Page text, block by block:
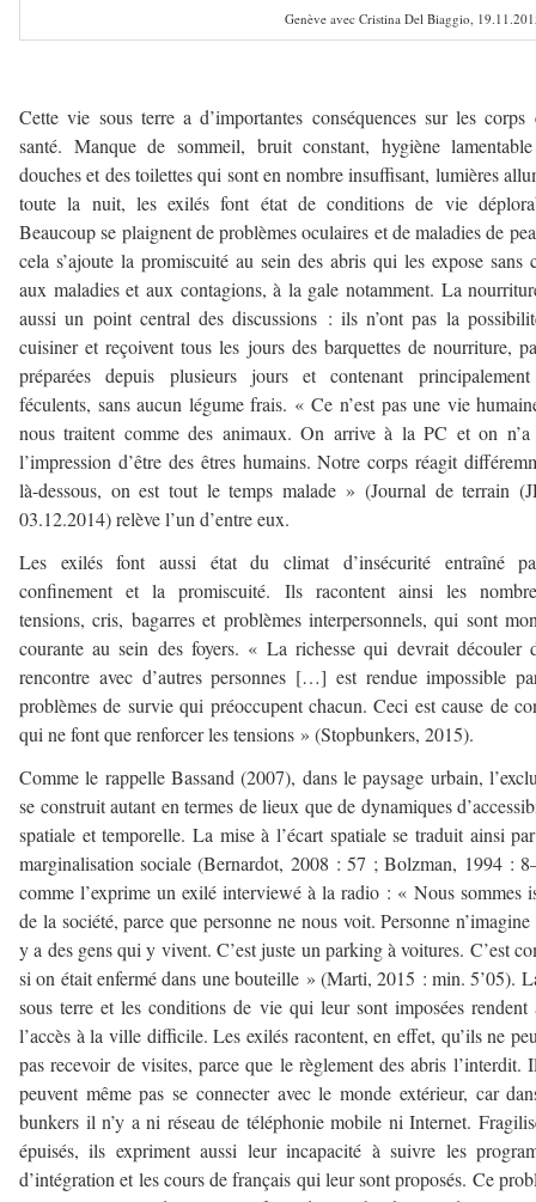
Genève avec Cristina Del Biaggio,
Cette vie sous terre a d’importantes conséquences sur les corps
santé. Manque de sommeil, bruit constant, hygiène
douches et des toilettes qui sont en nombre insuffisant, lumières
toute la nuit, les exilés font état de conditions de vie
Beaucoup se plaignent de problèmes oculaires et de maladies de
cela s’ajoute la promiscuité au sein des abris qui les expose sans
aux maladies et aux contagions, à la gale notamment. La
aussi un point central des discussions : ils n’ont pas la
cuisiner et reçoivent tous les jours des barquettes de nourriture,
préparées depuis plusieurs jours et contenant
féculents, sans aucun légume frais. « Ce n’est pas une vie
nous traitent comme des animaux. On arrive à la PC et on n’a
l’impression d’être des êtres humains. Notre corps réagit
là-dessous, on est tout le temps malade » (Journal de terrain
03.12.2014) relève l’un d’entre eux.
Les exilés font aussi état du climat d’insécurité entraîné
confinement et la promiscuité. Ils racontent ainsi les
tensions, cris, bagarres et problèmes interpersonnels, qui sont
courante au sein des foyers. « La richesse qui devrait découler
rencontre avec d’autres personnes […] est rendue impossible
problèmes de survie qui préoccupent chacun. Ceci est cause de
qui ne font que renforcer les tensions » (Stopbunkers, 2015).
Comme le rappelle Bassand (2007), dans le paysage urbain,
se construit autant en termes de lieux que de dynamiques
spatiale et temporelle. La mise à l’écart spatiale se traduit ainsi
marginalisation sociale (Bernardot, 2008 : 57 ; Bolzman, 1994 :
comme l’exprime un exilé interviewé à la radio : « Nous sommes
de la société, parce que personne ne nous voit. Personne n’imagine
y a des gens qui y vivent. C’est juste un parking à voitures. C’est
si on était enfermé dans une bouteille » (Marti, 2015 : min. 5’05).
sous terre et les conditions de vie qui leur sont imposées rendent
l’accès à la ville difficile. Les exilés racontent, en effet, qu’ils ne
pas recevoir de visites, parce que le règlement des abris l’interdit.
peuvent même pas se connecter avec le monde extérieur, car
bunkers il n’y a ni réseau de téléphonie mobile ni Internet.
épuisés, ils expriment aussi leur incapacité à suivre les
d’intégration et les cours de français qui leur sont proposés. Ce